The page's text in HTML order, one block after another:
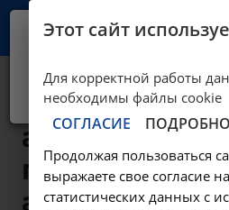
Определение
антител к
антигену
Ваш город -
Да, верно Нет,
Этот сайт
Для корректной работы
необходимы файлы cookie
СОГЛАСИЕ
Продолжая пользоваться
выражаете свое согласие
статистических данных с